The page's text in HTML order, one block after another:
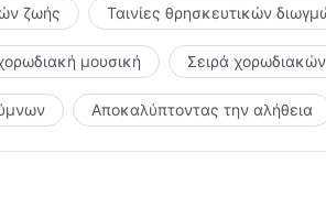
ζωής Ταινίες θρησκευτικών
μουσική Σειρά χορωδιακών
Αποκαλύπτοντας την αλήθεια